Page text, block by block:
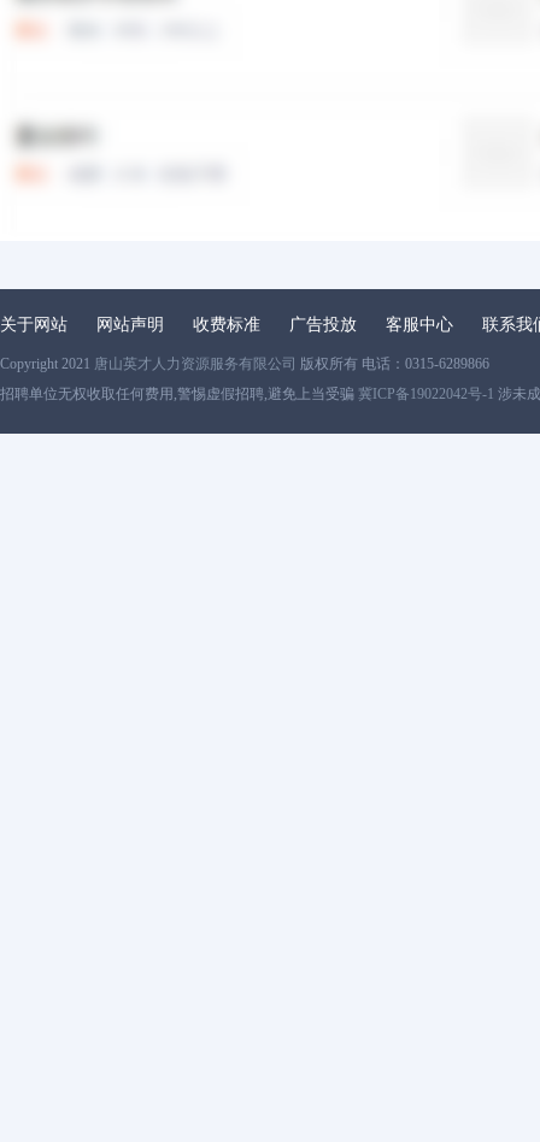
关于网站 网站声明 收费标准 广告投放 客服中心 联系我
Copyright 2021 唐山英才人力资源服务有限公司 版权所有 电话：0315-6289866
招聘单位无权收取任何费用,警惕虚假招聘,避免上当受骗 冀ICP备19022042号-1 涉未